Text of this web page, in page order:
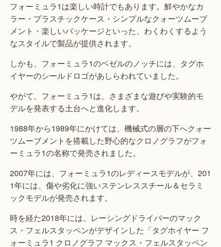
フォーミュラ1は楽しい時計でもあります。鮮やかなカ
ラー・プラスチックケース・シンプルなクォーツムーブ
メント・楽しいパッケージといった、わくわくするよう
なスタイルで製品が提供されます。
しかも、フォーミュラ1のベゼルのノッチには、タグホ
イヤーのシールドロゴがあしらわれていました。
やがて、フォーミュラ1は、さまざまな遊びや実験的モ
デルを発表する土台へと進化します。
1988年から1989年にかけては、機械式の層の下へクォー
ツムーブメントを搭載した野心的なクロノグラフがフォ
ーミュラ1の名称で発売されました。
2007年には、フォーミュラ1のレディースモデルが、201
1年には、傷や劣化に強いステンレススチール＆セラミ
ックモデルが発売されます。
時を経た2018年には、レーシングドライバーのマック
ス・フェルスタッペンがデザインした「タグホイヤー フ
ォーミュラ1 クロノグラフ マックス・フェルスタッペン